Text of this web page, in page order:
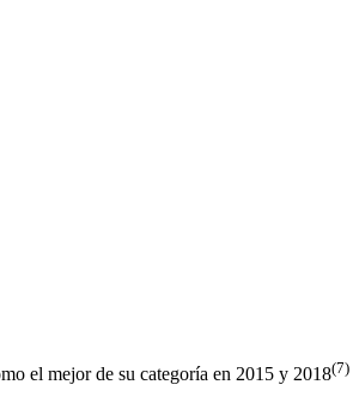
el mejor de su categoría en 2015 y 2018(7)